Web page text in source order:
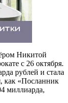
Никитой
с 26 октября.
рублей и стала
как «Посланник
миллиарда,